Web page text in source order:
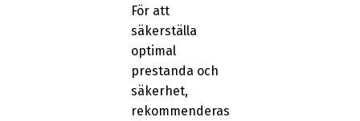
För att
säkerställa
optimal
prestanda och
säkerhet,
rekommenderas